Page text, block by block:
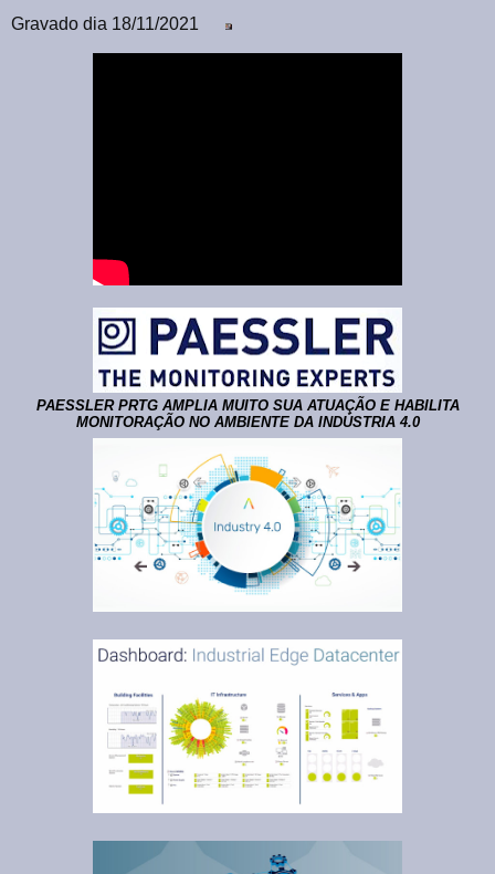
Gravado dia 18/11/2021
PAESSLER PRTG AMPLIA MUITO SUA ATUAÇÃO E HABILITA
MONITORAÇÃO NO AMBIENTE DA INDÚSTRIA 4.0